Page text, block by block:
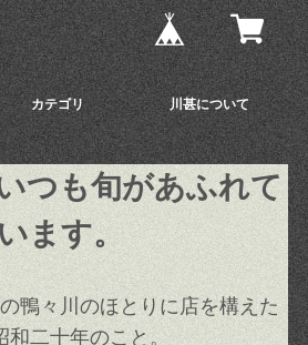
カテゴリ 川甚について
つも旬があふれて
ます。
鴨々川のほとりに店を構えた
和二十年のこと。